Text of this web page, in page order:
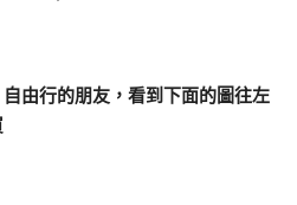
由行的朋友，看到下面的圖往左